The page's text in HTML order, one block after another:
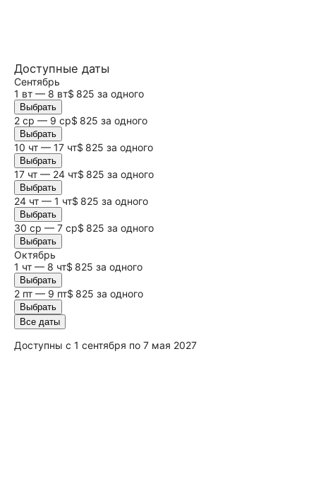
Доступные даты
Сентябрь
1 вт — 8 вт$ 825 за одного
Выбрать
2 ср — 9 ср$ 825 за одного
Выбрать
10 чт — 17 чт$ 825 за одного
Выбрать
17 чт — 24 чт$ 825 за одного
Выбрать
24 чт — 1 чт$ 825 за одного
Выбрать
30 ср — 7 ср$ 825 за одного
Выбрать
Октябрь
1 чт — 8 чт$ 825 за одного
Выбрать
2 пт — 9 пт$ 825 за одного
Выбрать
Все даты
Доступны с 1 сентября по 7 мая 2027